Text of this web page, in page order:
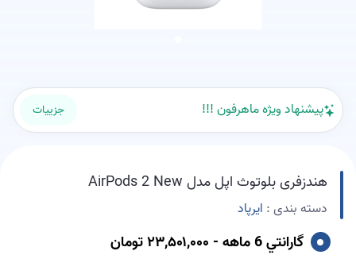
پیشنهاد ویژه ماهرفون !!! جزییات
هندزفری بلوتوث اپل مدل AirPods 2 New
دسته بندی : ایرپاد
گارانتي 6 ماهه - ۲۳,۵۰۱,۰۰۰ تومان